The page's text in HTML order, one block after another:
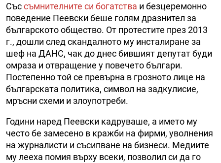
Съссъмнителните си богатства и безцеремонно
поведение Пеевски беше голям дразнител за
българското общество. От протестите през 2013
г., дошли след скандалното му инсталиране за
шеф на ДАНС, чак до днес бившият депутат буди
омраза и отвращение у повечето българи.
Постепенно той се превърна в грозното лице на
българската политика, символ на задкулисие,
мръсни схеми и злоупотреби.
Години наред Пеевски кадруваше, а името му
често бе замесено в кражби на фирми, уволнения
на журналисти и съсипване на бизнеси. Медиите
му лееха помия върху всеки, позволил си да го